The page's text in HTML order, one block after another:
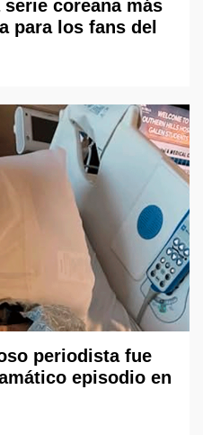
coreana más
para los fans del
periodista fue
episodio en